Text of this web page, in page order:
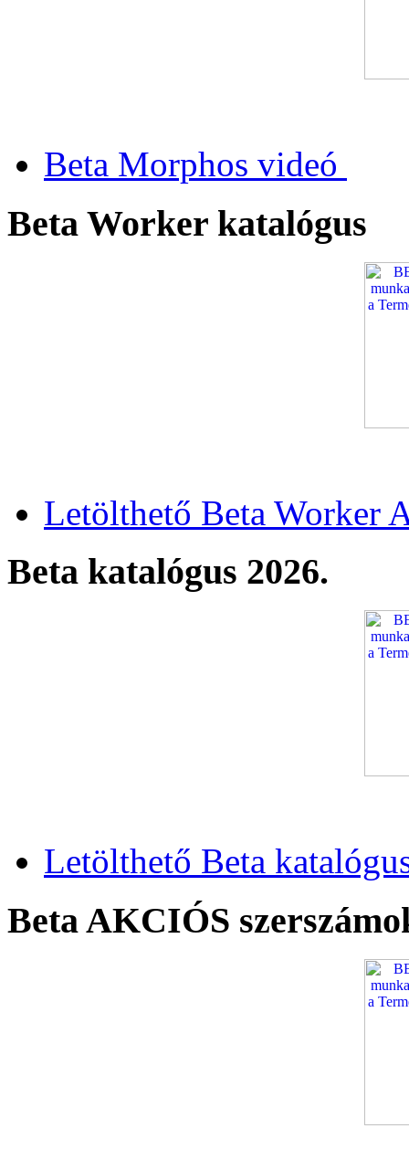
Beta Morphos videó
Beta Worker katalógus
Letölthető Beta Worker
Beta katalógus 2026.
Letölthető Beta
Beta AKCIÓS